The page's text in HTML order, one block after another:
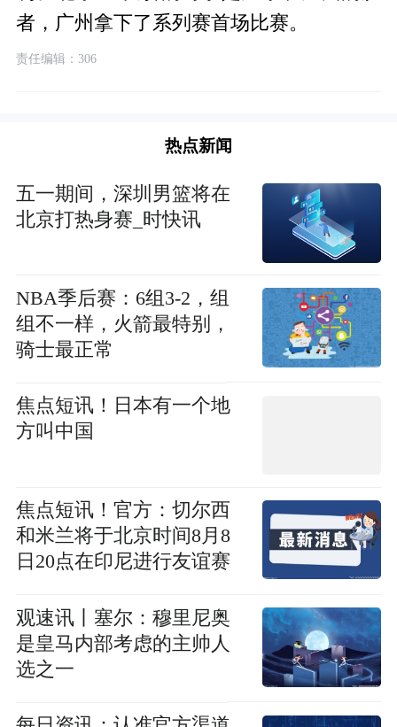
者，广州拿下了系列赛首场比赛。
责任编辑：306
热点新闻
五一期间，深圳男篮将在
北京打热身赛_时快讯
NBA季后赛：6组3-2，组
组不一样，火箭最特别，
骑士最正常
焦点短讯！日本有一个地
方叫中国
焦点短讯！官方：切尔西
和米兰将于北京时间8月8
日20点在印尼进行友谊赛
观速讯丨塞尔：穆里尼奥
是皇马内部考虑的主帅人
选之一